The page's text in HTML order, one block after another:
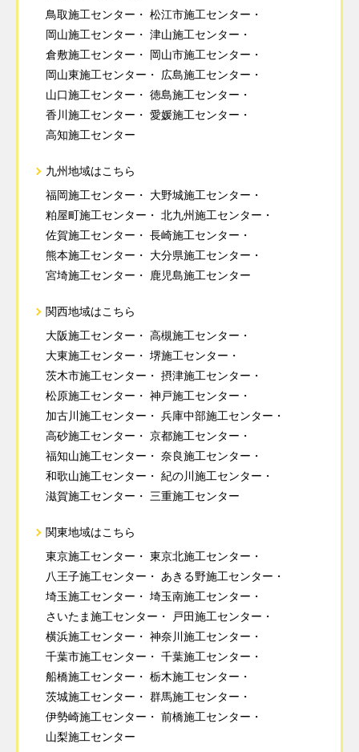
鳥取施工センター
松江市施工センター
岡山施工センター
津山施工センター
倉敷施工センター
岡山市施工センター
岡山東施工センター
広島施工センター
山口施工センター
徳島施工センター
香川施工センター
愛媛施工センター
高知施工センター
九州地域はこちら
福岡施工センター
大野城施工センター
粕屋町施工センター
北九州施工センター
佐賀施工センター
長崎施工センター
熊本施工センター
大分県施工センター
宮埼施工センター
鹿児島施工センター
関西地域はこちら
大阪施工センター
高槻施工センター
大東施工センター
堺施工センター
茨木市施工センター
摂津施工センター
松原施工センター
神戸施工センター
加古川施工センター
兵庫中部施工センター
高砂施工センター
京都施工センター
福知山施工センター
奈良施工センター
和歌山施工センター
紀の川施工センター
滋賀施工センター
三重施工センター
関東地域はこちら
東京施工センター
東京北施工センター
八王子施工センター
あきる野施工センター
埼玉施工センター
埼玉南施工センター
さいたま施工センター
戸田施工センター
横浜施工センター
神奈川施工センター
千葉市施工センター
千葉施工センター
船橋施工センター
栃木施工センター
茨城施工センター
群馬施工センター
伊勢崎施工センター
前橋施工センター
山梨施工センター